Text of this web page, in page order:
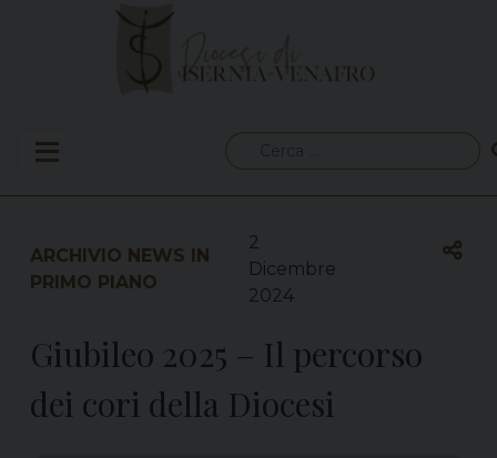
per:
ARCHIVIO NEWS IN
PRIMO PIANO
2
Dicembre
2024
Giubileo 2025 – Il percorso
dei cori della Diocesi